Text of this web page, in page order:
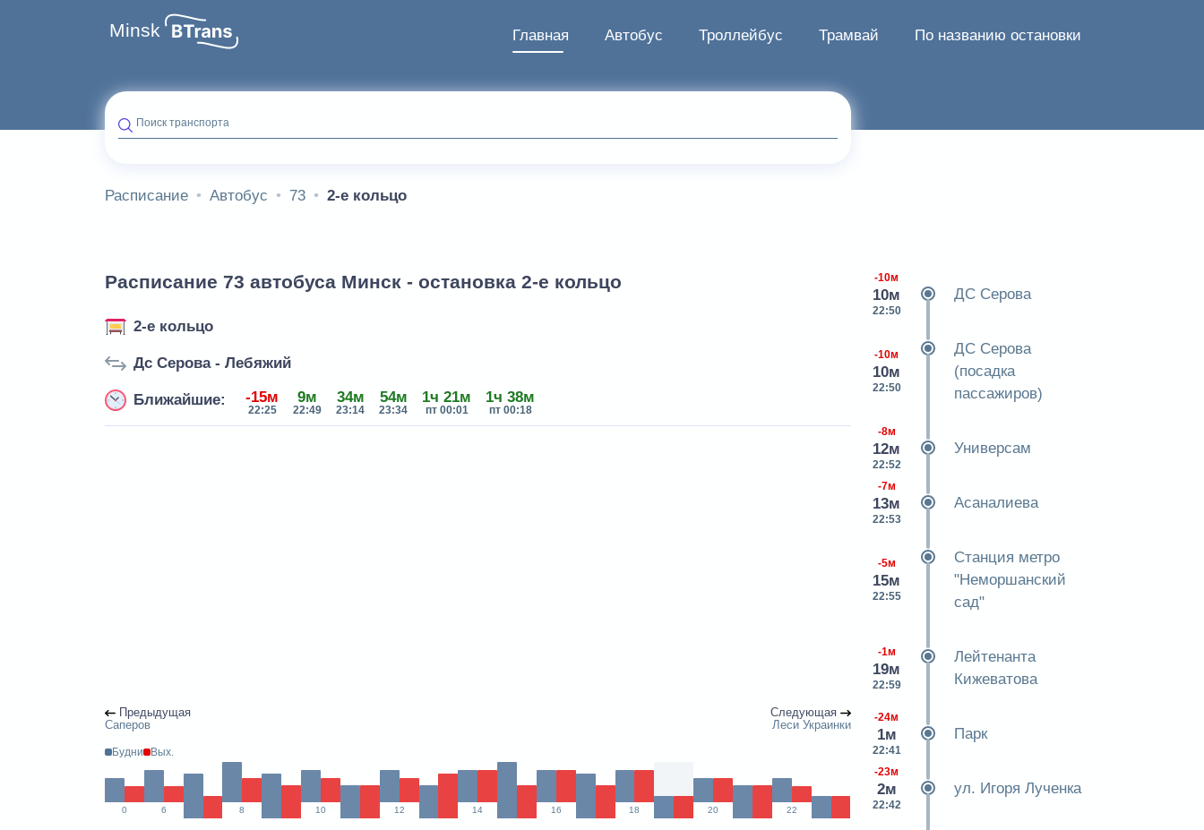
Minsk Главная Автобус Троллейбус Трамвай По названию остановки
Поиск транспорта
Расписание Автобус 73 2-е кольцо
Расписание 73 автобуса Минск - остановка 2-е кольцо
2-е кольцо
Дс Серова - Лебяжий
Ближайшие: -15м
22:25
9м
22:49
34м
23:14
54м
23:34
1ч 21м
пт 00:01
1ч 38м
пт 00:18
Предыдущая
Саперов
Следующая
Леси Украинки
Будни Вых.
0 6 8 10 12 14 16 18 20 22
-10м
10м
22:50
ДС Серова
-10м
10м
22:50
ДС Серова
(посадка
пассажиров)
-8м
12м
22:52
Универсам
-7м
13м
22:53
Асаналиева
-5м
15м
22:55
Станция метро
"Неморшанский
сад"
-1м
19м
22:59
Лейтенанта
Кижеватова
-24м
1м
22:41
Парк
-23м
2м
22:42
ул. Игоря Лученка